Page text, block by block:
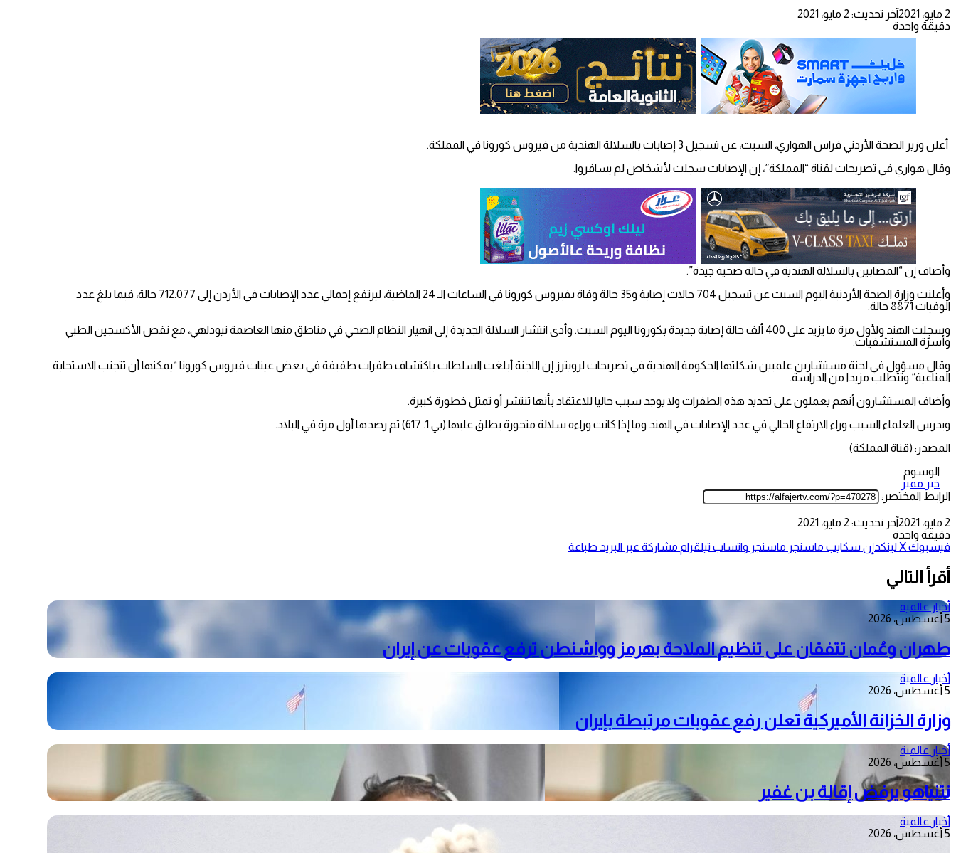
2 مايو، 2021
آخر تحديث: 2 مايو، 2021
دقيقة واحدة
أعلن وزير الصحة الأردني فراس الهواري، السبت، عن تسجيل 3 إصابات بالسلالة الهندية من فيروس كورونا في المملكة.
وقال هواري في تصريحات لقناة “المملكة”، إن الإصابات سجلت لأشخاص لم يسافروا.
وأضاف إن “المصابين بالسلالة الهندية في حالة صحية جيدة”.
وأعلنت وزارة الصحة الأردنية اليوم السبت عن تسجيل 704 حالات إصابة و35 حالة وفاة بفيروس كورونا في الساعات الـ 24 الماضية، ليرتفع إجمالي عدد الإصابات في الأردن إلى 712.077 حالة، فيما بلغ عدد
الوفيات 8871 حالة.
وسجلت الهند ولأول مرة ما يزيد على 400 ألف حالة إصابة جديدة بكورونا اليوم السبت. وأدى انتشار السلالة الجديدة إلى انهيار النظام الصحي في مناطق منها العاصمة نيودلهي، مع نقص الأكسجين الطبي
وأسرّة المستشفيات.
وقال مسؤول في لجنة مستشارين علميين شكلتها الحكومة الهندية في تصريحات لرويترز إن اللجنة أبلغت السلطات باكتشاف طفرات طفيفة في بعض عينات فيروس كورونا “يمكنها أن تتجنب الاستجابة
المناعية” وتتطلب مزيدا من الدراسة.
وأضاف المستشارون أنهم يعملون على تحديد هذه الطفرات ولا يوجد سبب حاليا للاعتقاد بأنها تنتشر أو تمثل خطورة كبيرة.
ويدرس العلماء السبب وراء الارتفاع الحالي في عدد الإصابات في الهند وما إذا كانت وراءه سلالة متحورة يطلق عليها (بي.1. 617) تم رصدها أول مرة في البلاد.
المصدر: (قناة المملكة)
الوسوم
خبر مميز
الرابط المختصر:
2 مايو، 2021
آخر تحديث: 2 مايو، 2021
دقيقة واحدة
فيسبوك‫Xلينكدإن سكايب ماسنجر ماسنجر واتساب تيلقرام مشاركة عبر البريد طباعة
أقرأ التالي
أخبار عالمية
5 أغسطس، 2026
طهران وعُمان تتفقان على تنظيم الملاحة بهرمز وواشنطن ترفع عقوبات عن إيران
أخبار عالمية
5 أغسطس، 2026
وزارة الخزانة الأميركية تعلن رفع عقوبات مرتبطة بإيران
أخبار عالمية
5 أغسطس، 2026
نتنياهو يرفض إقالة بن غفير
أخبار عالمية
5 أغسطس، 2026